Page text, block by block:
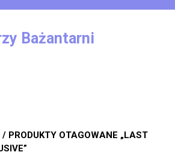
Bażantarni
/ PRODUKTY OTAGOWANE „LAST